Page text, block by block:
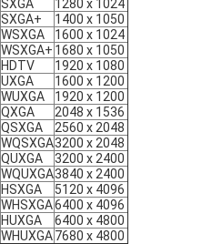
SXGA
1280 x 1024
SXGA+
1400 x 1050
WSXGA
1600 x 1024
WSXGA+ 1680 x 1050
HDTV
1920 x 1080
UXGA
1600 x 1200
WUXGA
1920 x 1200
QXGA
2048 x 1536
QSXGA
2560 x 2048
WQSXGA3200 x 2048
QUXGA
3200 x 2400
WQUXGA3840 x 2400
HSXGA
5120 x 4096
WHSXGA6400 x 4096
HUXGA
6400 x 4800
WHUXGA7680 x 4800